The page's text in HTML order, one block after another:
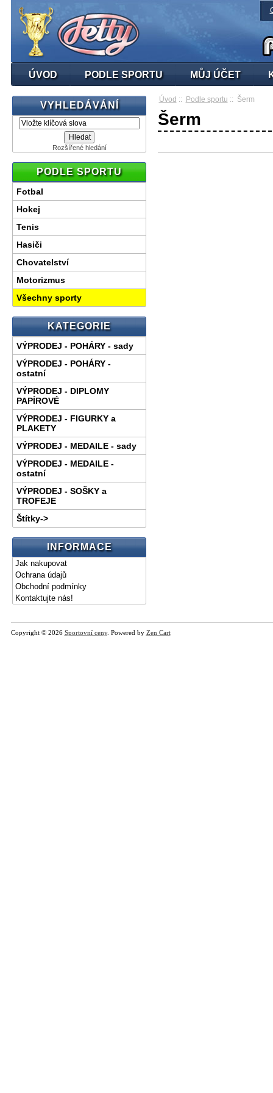
ÚVOD PODLE SPORTU MŮJ ÚČET
VYHLEDÁVÁNÍ
Rozšířené hledání
PODLE SPORTU
Fotbal
Hokej
Tenis
Hasiči
Chovatelství
Motorizmus
Všechny sporty
KATEGORIE
VÝPRODEJ - POHÁRY - sady
VÝPRODEJ - POHÁRY -
ostatní
VÝPRODEJ - DIPLOMY
PAPÍROVÉ
VÝPRODEJ - FIGURKY a
PLAKETY
VÝPRODEJ - MEDAILE - sady
VÝPRODEJ - MEDAILE -
ostatní
VÝPRODEJ - SOŠKY a
TROFEJE
Štítky->
INFORMACE
Jak nakupovat
Ochrana údajů
Obchodní podmínky
Kontaktujte nás!
Úvod :: Podle sportu :: Šerm
Šerm
Copyright © 2026 Sportovní ceny. Powered by Zen Cart